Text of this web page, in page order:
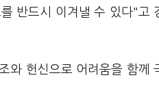
반드시 이겨낼 수 있다"고
와 헌신으로 어려움을 함께